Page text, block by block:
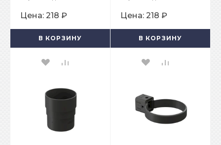
Цена: 218 ₽
В КОРЗИНУ
Цена: 218 ₽
В КОРЗИНУ